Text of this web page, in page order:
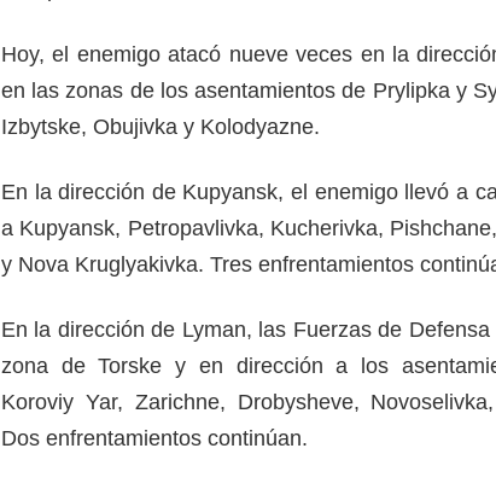
Hoy, el enemigo atacó nueve veces en la
en las zonas de los asentamientos de Prylipka y
Izbytske, Obujivka y Kolodyazne.
En la dirección de Kupyansk, el enemigo llevó a
a Kupyansk, Petropavlivka, Kucherivka,
y Nova Kruglyakivka. Tres enfrentamientos
En la dirección de Lyman, las Fuerzas de
zona de Torske y en dirección a los
Koroviy Yar, Zarichne, Drobysheve,
Dos enfrentamientos continúan.